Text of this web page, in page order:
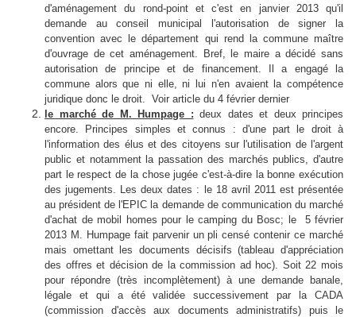
d'aménagement du rond-point et c'est en janvier 2013 qu'il
demande au conseil municipal l'autorisation de signer la
convention avec le département qui rend la commune maître
d'ouvrage de cet aménagement. Bref, le maire a décidé sans
autorisation de principe et de financement. Il a engagé la
commune alors que ni elle, ni lui n'en avaient la compétence
juridique donc le droit. Voir article du 4 février dernier
le marché de M. Humpage : deux dates et deux principes
encore. Principes simples et connus : d'une part le droit à
l'information des élus et des citoyens sur l'utilisation de l'argent
public et notamment la passation des marchés publics, d'autre
part le respect de la chose jugée c'est-à-dire la bonne exécution
des jugements. Les deux dates :
e 18 avril 2011 est présentée
au président de l'EPIC la demande de communication du marché
d'achat de mobil homes pour le camping du Bosc; le 5 février
2013 M. Humpage fait parvenir un pli censé contenir ce marché
mais omettant les documents décisifs (tableau d'appréciation
des offres et décision de la commission ad hoc). Soit 22 mois
pour répondre (très incomplètement) à une demande banale,
légale et qui a été validée successivement par la CADA
(commission d'accès aux documents administratifs) puis le